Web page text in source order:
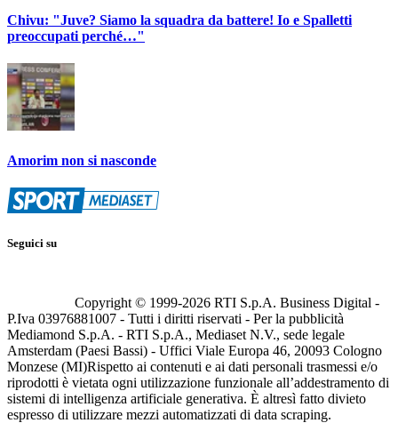
Chivu: "Juve? Siamo la squadra da battere! Io e Spalletti
preoccupati perché…"
Amorim non si nasconde
Seguici su
Copyright © 1999-2026 RTI S.p.A. Business Digital -
P.Iva 03976881007 - Tutti i diritti riservati - Per la pubblicità
Mediamond S.p.A. - RTI S.p.A., Mediaset N.V., sede legale
Amsterdam (Paesi Bassi) - Uffici Viale Europa 46, 20093 Cologno
Monzese (MI)Rispetto ai contenuti e ai dati personali trasmessi e/o
riprodotti è vietata ogni utilizzazione funzionale all’addestramento di
sistemi di intelligenza artificiale generativa. È altresì fatto divieto
espresso di utilizzare mezzi automatizzati di data scraping.